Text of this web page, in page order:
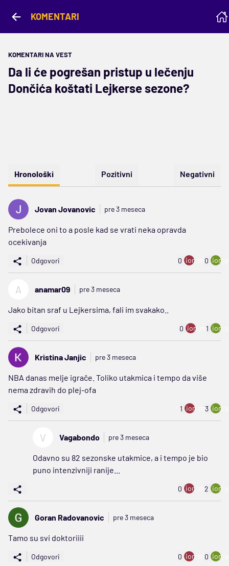
KOMENTARI
KOMENTARI NA VEST
Da li će pogrešan pristup u lečenju
Dončića koštati Lejkerse sezone?
Hronološki Pozitivni Negativni
Jovan Jovanovic pre 3 meseca
Prebolece oni to a posle kad se vrati neka opravda
ocekivanja
Odgovori 0 ion:minus
0
A anamar09 pre 3 meseca
Jako bitan sraf u Lejkersima, fali im svakako..
Odgovori 0 ion:minus
1
Kristina Janjic pre 3 meseca
NBA danas melje igrače. Toliko utakmica i tempo da više
nema zdravih do plej-ofa
Odgovori 1 ion:minus
3
V Vagabondo pre 3 meseca
Odavno su 82 sezonske utakmice, a i tempo je bio
puno intenzivniji ranije...
0 ion:minus
2
Goran Radovanovic pre 3 meseca
Tamo su svi doktoriiii
Odgovori 0 ion:minus
0